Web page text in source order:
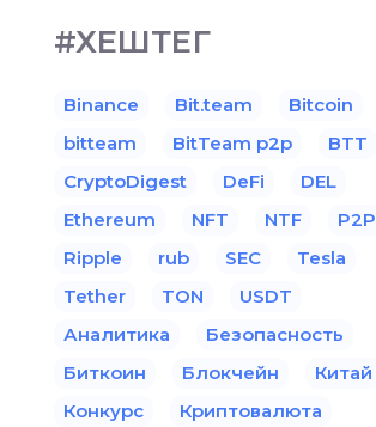
#ХЕШТЕГ
Binance Bit.team
Bitcoin
bitteam
BitTeam p2p
BTT
CryptoDigest
DeFi
DEL
Ethereum
NFT NTF
P2P
Ripple
rub SEC
Tesla
Tether
TON
USDT
Аналитика
Безопасность
Биткоин
Блокчейн
Китай
Конкурс
Криптовалюта